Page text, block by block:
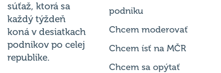
súťaž, ktorá sa
každý týždeň
koná v desiatkach
podnikov po celej
republike.
podniku
Chcem moderovať
Chcem ísť na MČR
Chcem sa opýtať